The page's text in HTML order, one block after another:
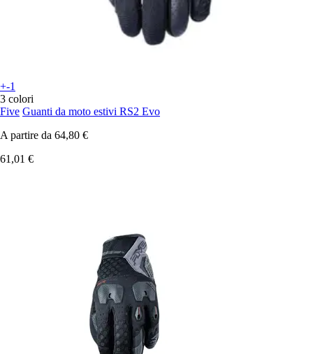
+-1
3 colori
Five Guanti da moto estivi RS2 Evo
A partire da 64,80 €
61,01 €